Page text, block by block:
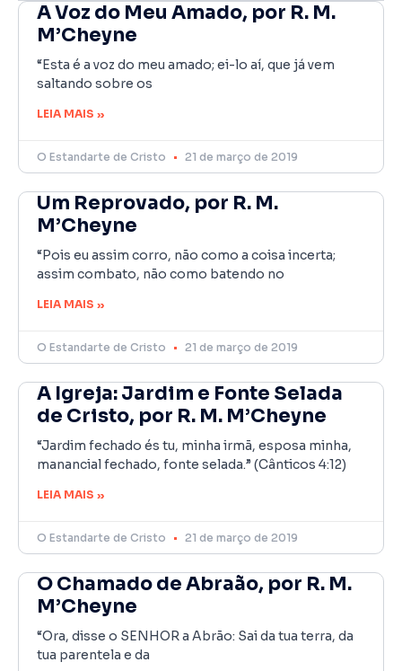
A Voz do Meu Amado, por R. M.
M’Cheyne
“Esta é a voz do meu amado; ei-lo aí, que já vem
saltando sobre os
LEIA MAIS »
O Estandarte de Cristo 21 de março de 2019
Um Reprovado, por R. M.
M’Cheyne
“Pois eu assim corro, não como a coisa incerta;
assim combato, não como batendo no
LEIA MAIS »
O Estandarte de Cristo 21 de março de 2019
A Igreja: Jardim e Fonte Selada
de Cristo, por R. M. M’Cheyne
“Jardim fechado és tu, minha irmã, esposa minha,
manancial fechado, fonte selada.” (Cânticos 4:12)
LEIA MAIS »
O Estandarte de Cristo 21 de março de 2019
O Chamado de Abraão, por R. M.
M’Cheyne
“Ora, disse o SENHOR a Abrão: Sai da tua terra, da
tua parentela e da